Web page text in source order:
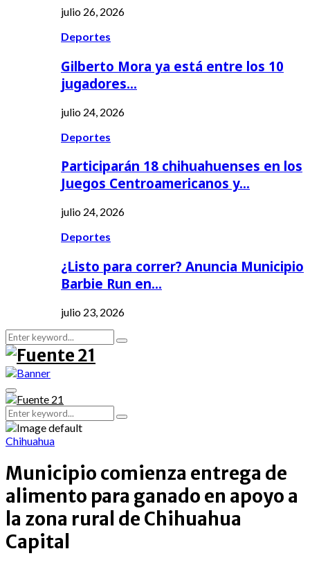
julio 26, 2026
Deportes
Gilberto Mora ya está entre los 10
jugadores…
julio 24, 2026
Deportes
Participarán 18 chihuahuenses en los
Juegos Centroamericanos y…
julio 24, 2026
Deportes
¿Listo para correr? Anuncia Municipio
Barbie Run en…
julio 23, 2026
Search
for:
Search
Primary
Menu
Search
for:
Search
Chihuahua
Municipio comienza entrega de
alimento para ganado en apoyo a
la zona rural de Chihuahua
Capital